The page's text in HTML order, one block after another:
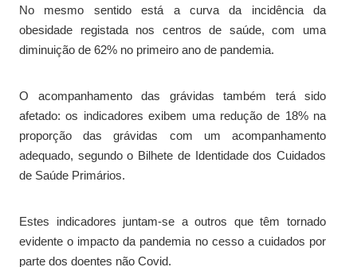
No mesmo sentido está a curva da incidência da
obesidade registada nos centros de saúde, com uma
diminuição de 62% no primeiro ano de pandemia.
O acompanhamento das grávidas também terá sido
afetado: os indicadores exibem uma redução de 18% na
proporção das grávidas com um acompanhamento
adequado, segundo o Bilhete de Identidade dos Cuidados
de Saúde Primários.
Estes indicadores juntam-se a outros que têm tornado
evidente o impacto da pandemia no cesso a cuidados por
parte dos doentes não Covid.